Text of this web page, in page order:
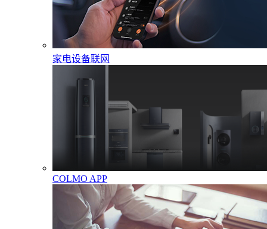
家电设备联网
COLMO APP